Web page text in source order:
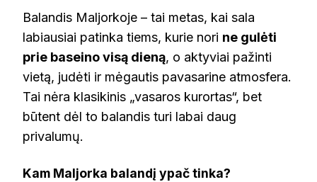
Balandis Maljorkoje – tai metas, kai sala
labiausiai patinka tiems, kurie nori ne gulėti
prie baseino visą dieną, o aktyviai pažinti
vietą, judėti ir mėgautis pavasarine atmosfera.
Tai nėra klasikinis „vasaros kurortas“, bet
būtent dėl to balandis turi labai daug
privalumų.
Kam Maljorka balandį ypač tinka?